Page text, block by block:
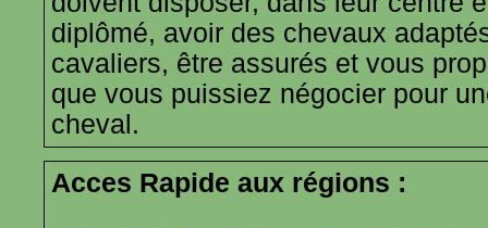
diplômé, avoir des chevaux
cavaliers, être assurés et vous
que vous puissiez négocier pour
cheval.
Acces Rapide aux régions :